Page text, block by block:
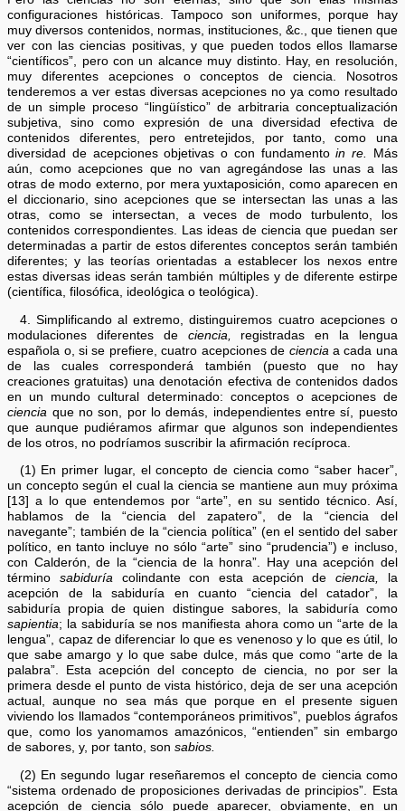
configuraciones históricas. Tampoco son uniformes, porque hay
muy diversos contenidos, normas, instituciones, &c., que tienen que
ver con las ciencias positivas, y que pueden todos ellos llamarse
“científicos”, pero con un alcance muy distinto. Hay, en resolución,
muy diferentes acepciones o conceptos de ciencia. Nosotros
tenderemos a ver estas diversas acepciones no ya como resultado
de un simple proceso “lingüístico” de arbitraria conceptualización
subjetiva, sino como expresión de una diversidad efectiva de
contenidos diferentes, pero entretejidos, por tanto, como una
diversidad de acepciones objetivas o con fundamentoin re.
Más
aún, como acepciones que no van agregándose las unas a las
otras de modo externo, por mera yuxtaposición, como aparecen en
el diccionario, sino acepciones que se intersectan las unas a las
otras, como se intersectan, a veces de modo turbulento, los
contenidos correspondientes. Las ideas de ciencia que puedan ser
determinadas a partir de estos diferentes conceptos serán también
diferentes; y las teorías orientadas a establecer los nexos entre
estas diversas ideas serán también múltiples y de diferente estirpe
(científica, filosófica, ideológica o teológica).
4. Simplificando al extremo, distinguiremos cuatro acepciones o
modulaciones diferentes de ciencia,
registradas en la lengua
española o, si se prefiere, cuatro acepciones de ciencia a cada una
de las cuales corresponderá también (puesto que no hay
creaciones gratuitas) una denotación efectiva de contenidos dados
en un mundo cultural determinado: conceptos o acepciones de
ciencia que no son, por lo demás, independientes entre sí, puesto
que aunque pudiéramos afirmar que algunos son independientes
de los otros, no podríamos suscribir la afirmación recíproca.
(1) En primer lugar, el concepto de ciencia como “saber hacer”,
un concepto según el cual la ciencia se mantiene aun muy próxima
[13] a lo que entendemos por “arte”, en su sentido técnico. Así,
hablamos de la “ciencia del zapatero”, de la “ciencia del
navegante”; también de la “ciencia política” (en el sentido del saber
político, en tanto incluye no sólo “arte” sino “prudencia”) e incluso,
con Calderón, de la “ciencia de la honra”. Hay una acepción del
término sabiduríacolindante con esta acepción deciencia, la
acepción de la sabiduría en cuanto “ciencia del catador”, la
sabiduría propia de quien distingue sabores, la sabiduría como
sapientia; la sabiduría se nos manifiesta ahora como un “arte de la
lengua”, capaz de diferenciar lo que es venenoso y lo que es útil, lo
que sabe amargo y lo que sabe dulce, más que como “arte de la
palabra”. Esta acepción del concepto de ciencia, no por ser la
primera desde el punto de vista histórico, deja de ser una acepción
actual, aunque no sea más que porque en el presente siguen
viviendo los llamados “contemporáneos primitivos”, pueblos ágrafos
que, como los yanomamos amazónicos, “entienden” sin embargo
de sabores, y, por tanto, sonsabios.
(2) En segundo lugar reseñaremos el concepto de ciencia como
“sistema ordenado de proposiciones derivadas de principios”. Esta
acepción de ciencia sólo puede aparecer, obviamente, en un